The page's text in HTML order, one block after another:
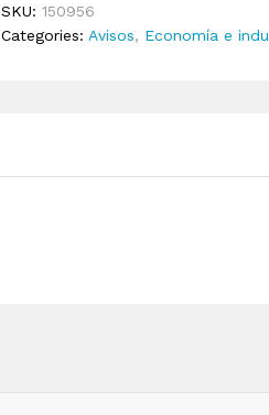
con
cadena
SKU:150956
Categories: Avisos, Economía e